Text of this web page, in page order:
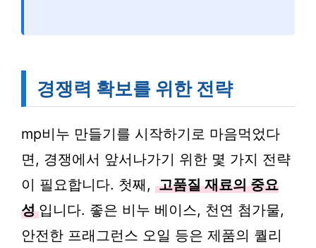
경쟁력 확보를 위한 전략
mp비누 만들기를 시작하기로 마음먹었다
면, 경쟁에서 앞서나가기 위한 몇 가지 전략
이 필요합니다. 첫째, 고품질 재료의 중요
성 입니다. 좋은 비누 베이스, 천연 첨가물,
안전한 프래그런스 오일 등은 제품의 퀄리